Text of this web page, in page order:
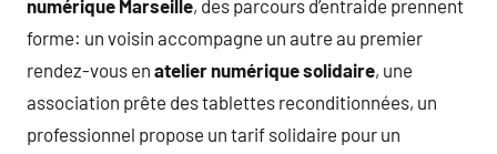
numérique Marseille, des parcours d’entraide prennent
forme: un voisin accompagne un autre au premier
rendez-vous en atelier numérique solidaire, une
association prête des tablettes reconditionnées, un
professionnel propose un tarif solidaire pour un